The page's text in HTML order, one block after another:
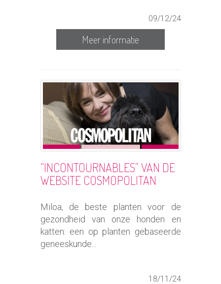
09/12/24
Meer informatie
“INCONTOURNABLES” VAN DE
WEBSITE COSMOPOLITAN
Miloa, de beste planten voor de
gezondheid van onze honden en
katten: een op planten gebaseerde
geneeskunde...
18/11/24